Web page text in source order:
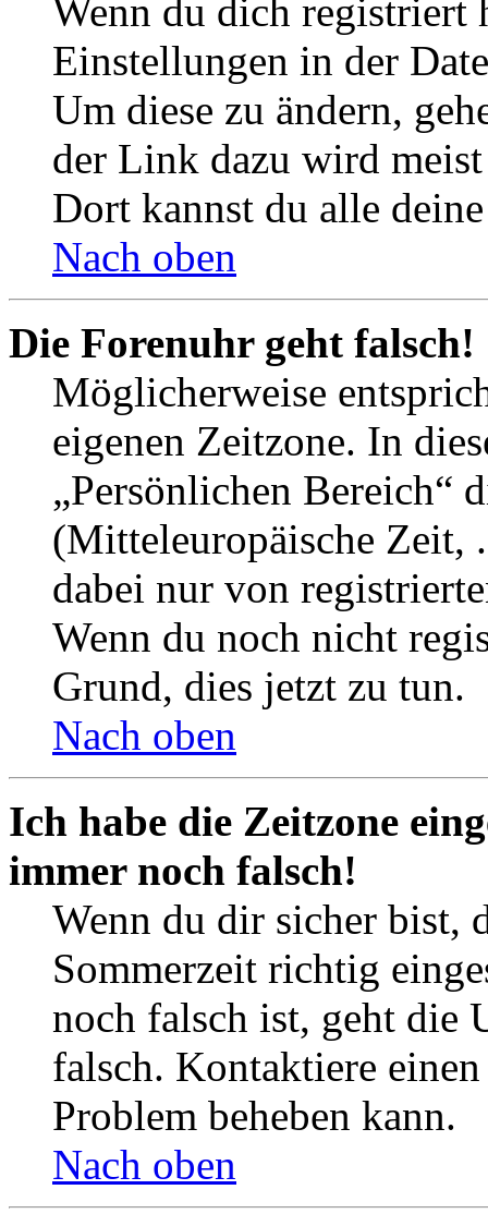
Wenn du dich registriert
Einstellungen in der
Um diese zu ändern,
der Link dazu wird
Dort kannst du alle
Nach oben
Die Forenuhr geht falsch!
Möglicherweise
eigenen Zeitzone. In
„Persönlichen Bereich“
(Mitteleuropäische Zeit,
dabei nur von
Wenn du noch nicht
Grund, dies jetzt zu tun.
Nach oben
Ich habe die Zeitzone
immer noch falsch!
Wenn du dir sicher bist,
Sommerzeit richtig
noch falsch ist, geht die
falsch. Kontaktiere
Problem beheben kann.
Nach oben